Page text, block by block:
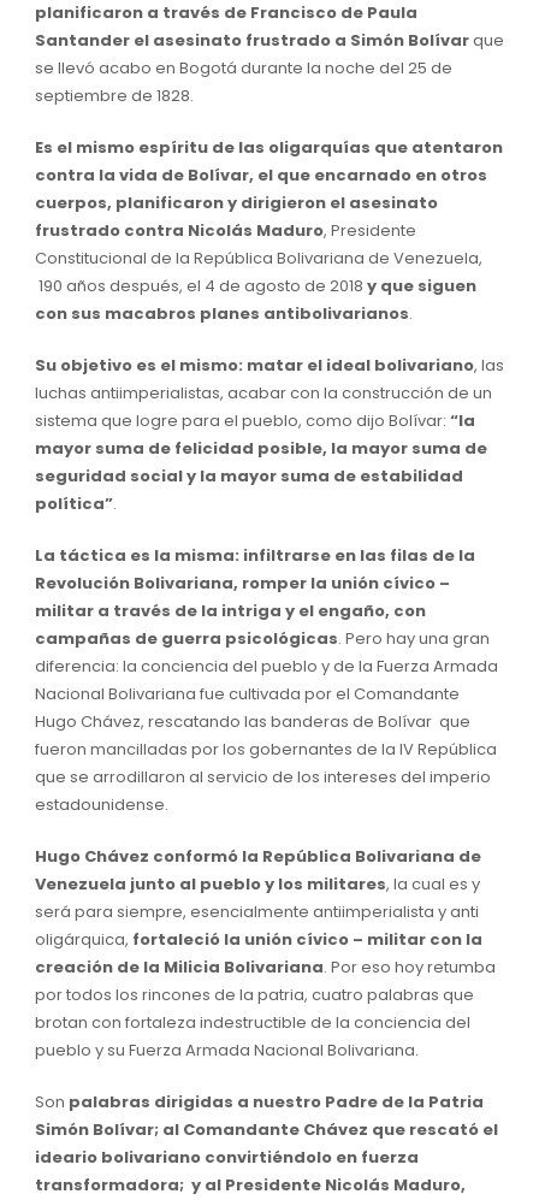
planificaron a través de Francisco de Paula
Santander el asesinato frustrado a Simón Bolívarque
se llevó acabo en Bogotá durante la noche del 25 de
septiembre de 1828.
Es el mismo espíritu de las oligarquías que atentaron
contra la vida de Bolívar, el que encarnado en otros
cuerpos, planificaron y dirigieron el asesinato
frustrado contra Nicolás Maduro, Presidente
Constitucional de la República Bolivariana de Venezuela,
190 años después, el 4 de agosto de 2018 y que siguen
con sus macabros planes antibolivarianos.
Su objetivo es el mismo: matar el ideal bolivariano, las
luchas antiimperialistas, acabar con la construcción de un
sistema que logre para el pueblo, como dijo Bolívar: “la
mayor suma de felicidad posible, la mayor suma de
seguridad social y la mayor suma de estabilidad
política”.
La táctica es la misma: infiltrarse en las filas de la
Revolución Bolivariana, romper la unión cívico –
militar a través de la intriga y el engaño, con
campañas de guerra psicológicas. Pero hay una gran
diferencia: la conciencia del pueblo y de la Fuerza Armada
Nacional Bolivariana fue cultivada por el Comandante
Hugo Chávez, rescatando las banderas de Bolívar que
fueron mancilladas por los gobernantes de la IV República
que se arrodillaron al servicio de los intereses del imperio
estadounidense.
Hugo Chávez conformó la República Bolivariana de
Venezuela junto al pueblo y los militares, la cual es y
será para siempre, esencialmente antiimperialista y anti
oligárquica, fortaleció la unión cívico – militar con la
creación de la Milicia Bolivariana. Por eso hoy retumba
por todos los rincones de la patria, cuatro palabras que
brotan con fortaleza indestructible de la conciencia del
pueblo y su Fuerza Armada Nacional Bolivariana.
Son palabras dirigidas a nuestro Padre de la Patria
Simón Bolívar; al Comandante Chávez que rescató el
ideario bolivariano convirtiéndolo en fuerza
transformadora; y al Presidente Nicolás Maduro,